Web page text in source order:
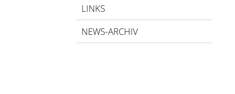
LINKS
NEWS-ARCHIV